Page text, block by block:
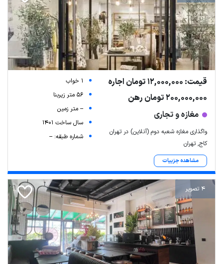
قیمت: 12,000,000 تومان اجاره
200,000,000 تومان رهن
مغازه و تجاری
واگذاری مغازه شعبه دوم (آنلاین) در تهران
کاج, تهران
مشاهده جزییات
1 خواب
56 متر زیربنا
-- متر زمین
سال ساخت 1401
شماره طبقه: --
4 تصویر